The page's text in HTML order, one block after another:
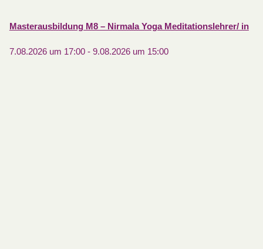
Masterausbildung M8 – Nirmala Yoga Meditationslehrer/ in
7.08.2026 um 17:00- 9.08.2026 um 15:00